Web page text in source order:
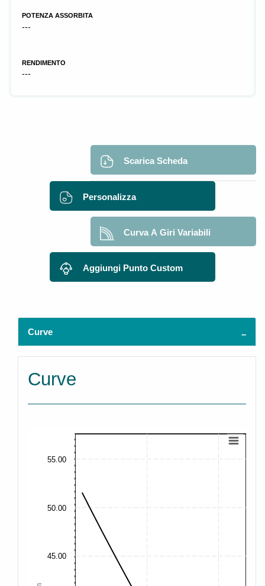
POTENZA ASSORBITA
---
RENDIMENTO
---
Scarica Scheda
Personalizza
Curva A Giri Variabili
Aggiungi Punto Custom
Curve
Curve
45.00
50.00
55.00